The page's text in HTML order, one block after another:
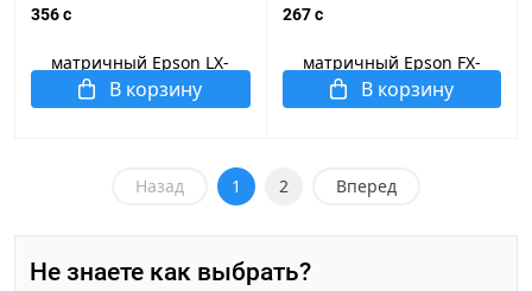
356 c
В корзину
267 c
В корзину
Назад 1 2 Вперед
Не знаете как выбрать?